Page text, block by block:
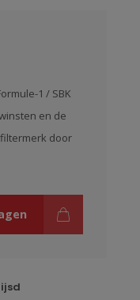
1 / SBK
en de
door